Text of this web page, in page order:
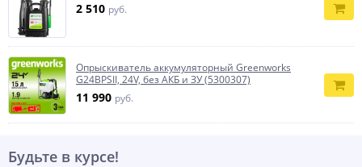
2 510 руб.
Опрыскиватель аккумуляторный Greenworks
G24BPSII, 24V, без АКБ и ЗУ (5300307)
11 990 руб.
Будьте в курсе!